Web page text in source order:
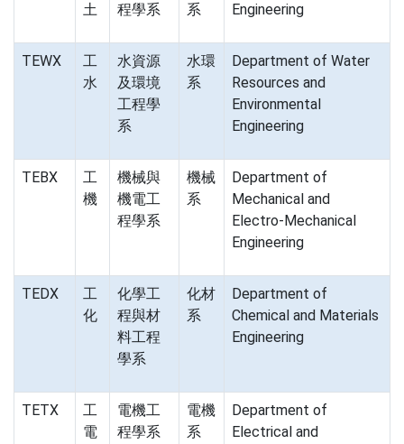
土
程學系
系
Engineering
TEWX
工
水
水資源
及環境
工程學
系
水環
系
Department of Water
Resources and
Environmental
Engineering
TEBX
工
機
機械與
機電工
程學系
機械
系
Department of
Mechanical and
Electro-Mechanical
Engineering
TEDX
工
化
化學工
程與材
料工程
學系
化材
系
Department of
Chemical and Materials
Engineering
TETX
工
電
電機工
程學系
電機
系
Department of
Electrical and